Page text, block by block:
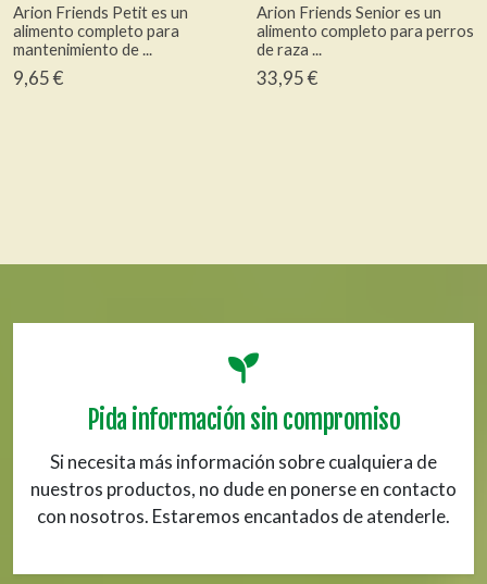
Arion Friends Petit es un
alimento completo para
mantenimiento de ...
9,65 €
Arion Friends Senior es un
alimento completo para perros
de raza ...
33,95 €
Pida información sin compromiso
Si necesita más información sobre cualquiera de
nuestros productos, no dude en ponerse en contacto
con nosotros. Estaremos encantados de atenderle.